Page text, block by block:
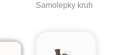
Samolepky kruh